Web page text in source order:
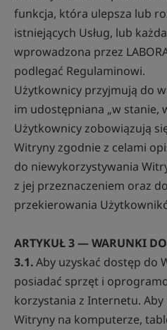
funkcja, która ulepsza lub
istniejących Usług, lub
wprowadzona przez
podlegać Regulaminowi.
Użytkownicy przyjmują do
im udostępniana „w stanie,
Użytkownicy zobowiązują
Witryny zgodnie z celami
do niewykorzystywania
z jej przeznaczeniem oraz
przekierowania
ARTYKUŁ 3 — WARUNKI
3.1.Aby uzyskać dostęp do
posiadać sprzęt i
korzystania z Internetu.
Witryny na komputerze,